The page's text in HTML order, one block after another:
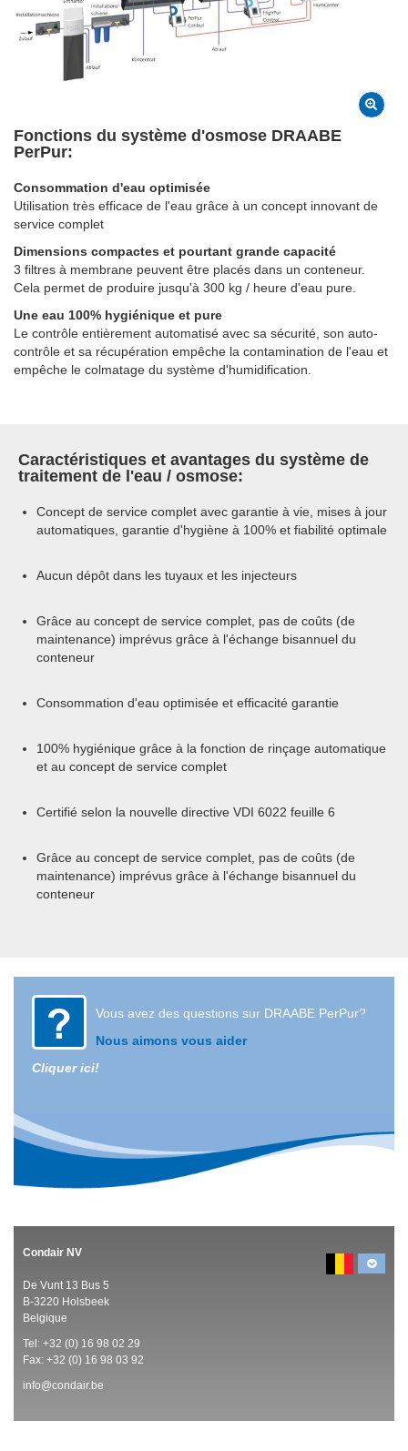
Fonctions du système d'osmose DRAABE
PerPur:
Consommation d'eau optimisée
Utilisation très efficace de l'eau grâce à un concept innovant de
service complet
Dimensions compactes et pourtant grande capacité
3 filtres à membrane peuvent être placés dans un conteneur.
Cela permet de produire jusqu'à 300 kg / heure d'eau pure.
Une eau 100% hygiénique et pure
Le contrôle entièrement automatisé avec sa sécurité, son auto-
contrôle et sa récupération empêche la contamination de l'eau et
empêche le colmatage du système d'humidification.
Caractéristiques et avantages du système de
traitement de l'eau / osmose:
Concept de service complet avec garantie à vie, mises à jour
automatiques, garantie d'hygiène à 100% et fiabilité optimale
Aucun dépôt dans les tuyaux et les injecteurs
Grâce au concept de service complet, pas de coûts (de
maintenance) imprévus grâce à l'échange bisannuel du
conteneur
Consommation d'eau optimisée et efficacité garantie
100% hygiénique grâce à la fonction de rinçage automatique
et au concept de service complet
Certifié selon la nouvelle directive VDI 6022 feuille 6
Grâce au concept de service complet, pas de coûts (de
maintenance) imprévus grâce à l'échange bisannuel du
conteneur
Vous avez des questions sur DRAABE PerPur?
Nous aimons vous aider
Cliquer ici!
Condair NV
De Vunt 13 Bus 5
B-3220 Holsbeek
Belgique
Tel: +32 (0) 16 98 02 29
Fax: +32 (0) 16 98 03 92
info@condair.be